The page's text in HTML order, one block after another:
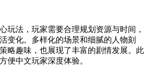
玩法，玩家需要合理规划资源与时间，
变化。多样化的场景和细腻的人物刻
略趣味，也展现了丰富的剧情发展。此
便中文玩家深度体验。